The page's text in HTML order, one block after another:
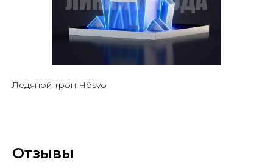
Ледяной трон Hösvo
Отзывы